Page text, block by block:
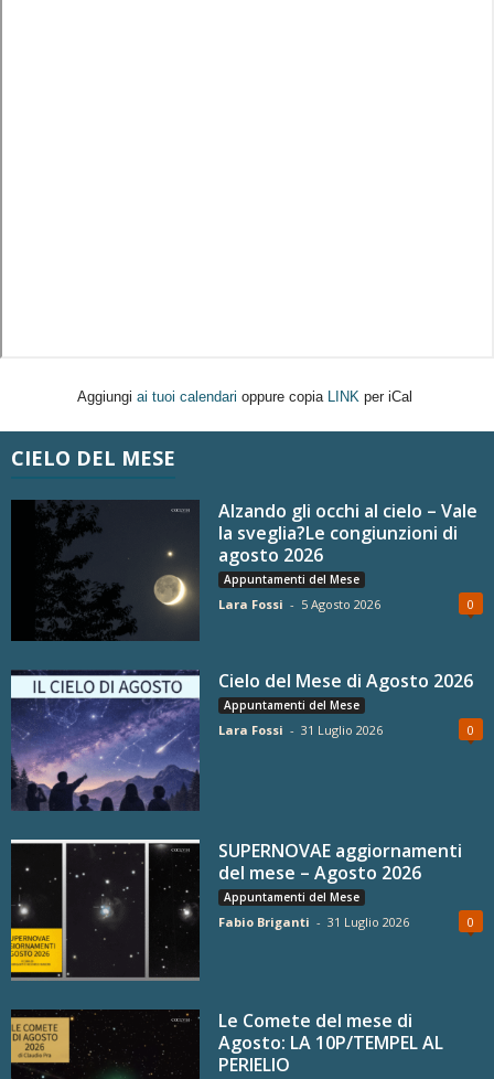
Aggiungi ai tuoi calendari oppure copia LINK per iCal
CIELO DEL MESE
Alzando gli occhi al cielo – Vale
la sveglia?Le congiunzioni di
agosto 2026
Appuntamenti del Mese
Lara Fossi - 5 Agosto 2026 0
Cielo del Mese di Agosto 2026
Appuntamenti del Mese
Lara Fossi - 31 Luglio 2026 0
SUPERNOVAE aggiornamenti
del mese – Agosto 2026
Appuntamenti del Mese
Fabio Briganti - 31 Luglio 2026 0
Le Comete del mese di
Agosto: LA 10P/TEMPEL AL
PERIELIO